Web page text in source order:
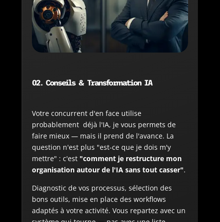
02. Conseils & Transformation IA
Votre concurrent d'en face utilise
probablement déjà l'IA, je vous permets de
faire mieux — mais il prend de l'avance. La
question n'est plus "est-ce que je dois m'y
mettre" : c'est "comment je restructure mon
organisation autour de l'IA sans tout casser".
Diagnostic de vos processus, sélection des
bons outils, mise en place des workflows
adaptés à votre activité. Vous repartez avec un